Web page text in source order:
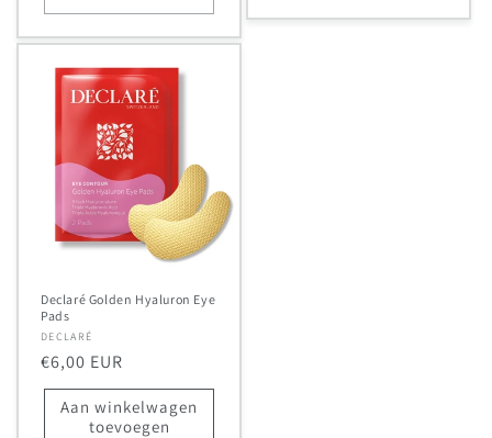
Declaré Golden Hyaluron Eye
Pads
Verkoper:
DECLARÉ
Normale
prijs
€6,00 EUR
Aan winkelwagen
toevoegen